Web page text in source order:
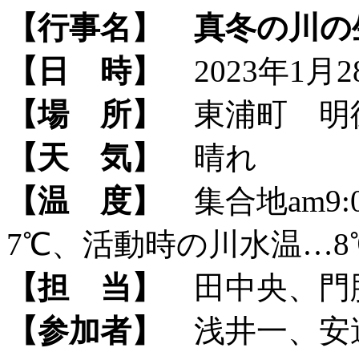
【行事名】
真冬の川
【日 時】
2023年1月
【場 所】
東浦町 明
【天 気】
晴れ
【温 度】
集合地
7℃、活動時の川水温
【担 当】
田中央、門
【参加者】
浅井一、安